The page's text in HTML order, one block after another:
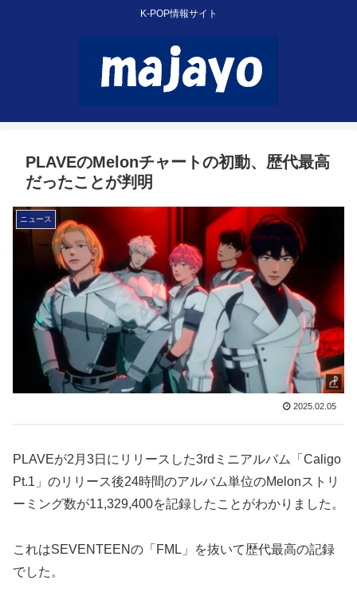
K-POP情報サイト
PLAVEのMelonチャートの初動、歴代最高
だったことが判明
ニュース
2025.02.05
PLAVEが2月3日にリリースした3rdミニアルバム「Caligo
Pt.1」のリリース後24時間のアルバム単位のMelonストリ
ーミング数が11,329,400を記録したことがわかりました。
これはSEVENTEENの「FML」を抜いて歴代最高の記録
でした。